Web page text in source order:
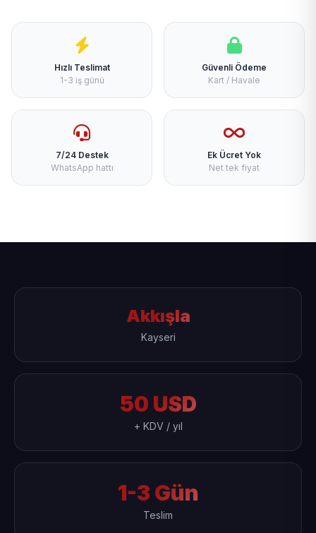
Hızlı Teslimat
1-3 iş günü
Güvenli Ödeme
Kart / Havale
7/24 Destek
WhatsApp hattı
Ek Ücret Yok
Net tek fiyat
Akkışla
Kayseri
50 USD
+ KDV / yıl
1-3 Gün
Teslim